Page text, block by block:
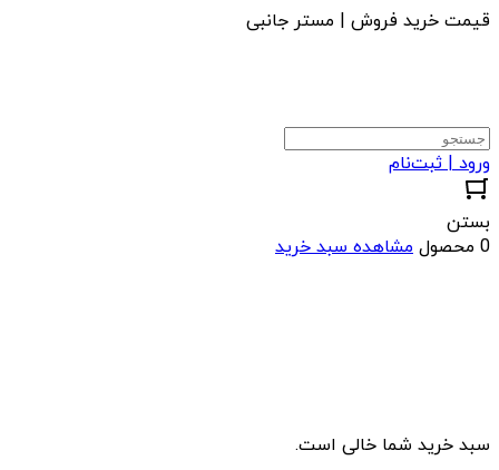
قیمت خرید فروش | مستر جانبی
ورود | ثبت‌نام
بستن
0 محصول
مشاهده سبد خرید
سبد خرید شما خالی است.